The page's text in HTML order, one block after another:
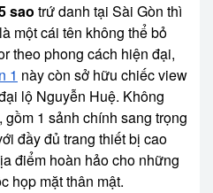
sao trứ danh tại Sài Gòn thì
một cái tên không thể bỏ
theo phong cách hiện đại,
1 này còn sở hữu chiếc view
lộ Nguyễn Huệ. Không
1 sảnh chính sang trọng
đầy đủ trang thiết bị cao
điểm hoàn hảo cho những
họp mặt thân mật.